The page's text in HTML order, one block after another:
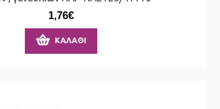
1,76€
ΚΑΛΆΘΙ